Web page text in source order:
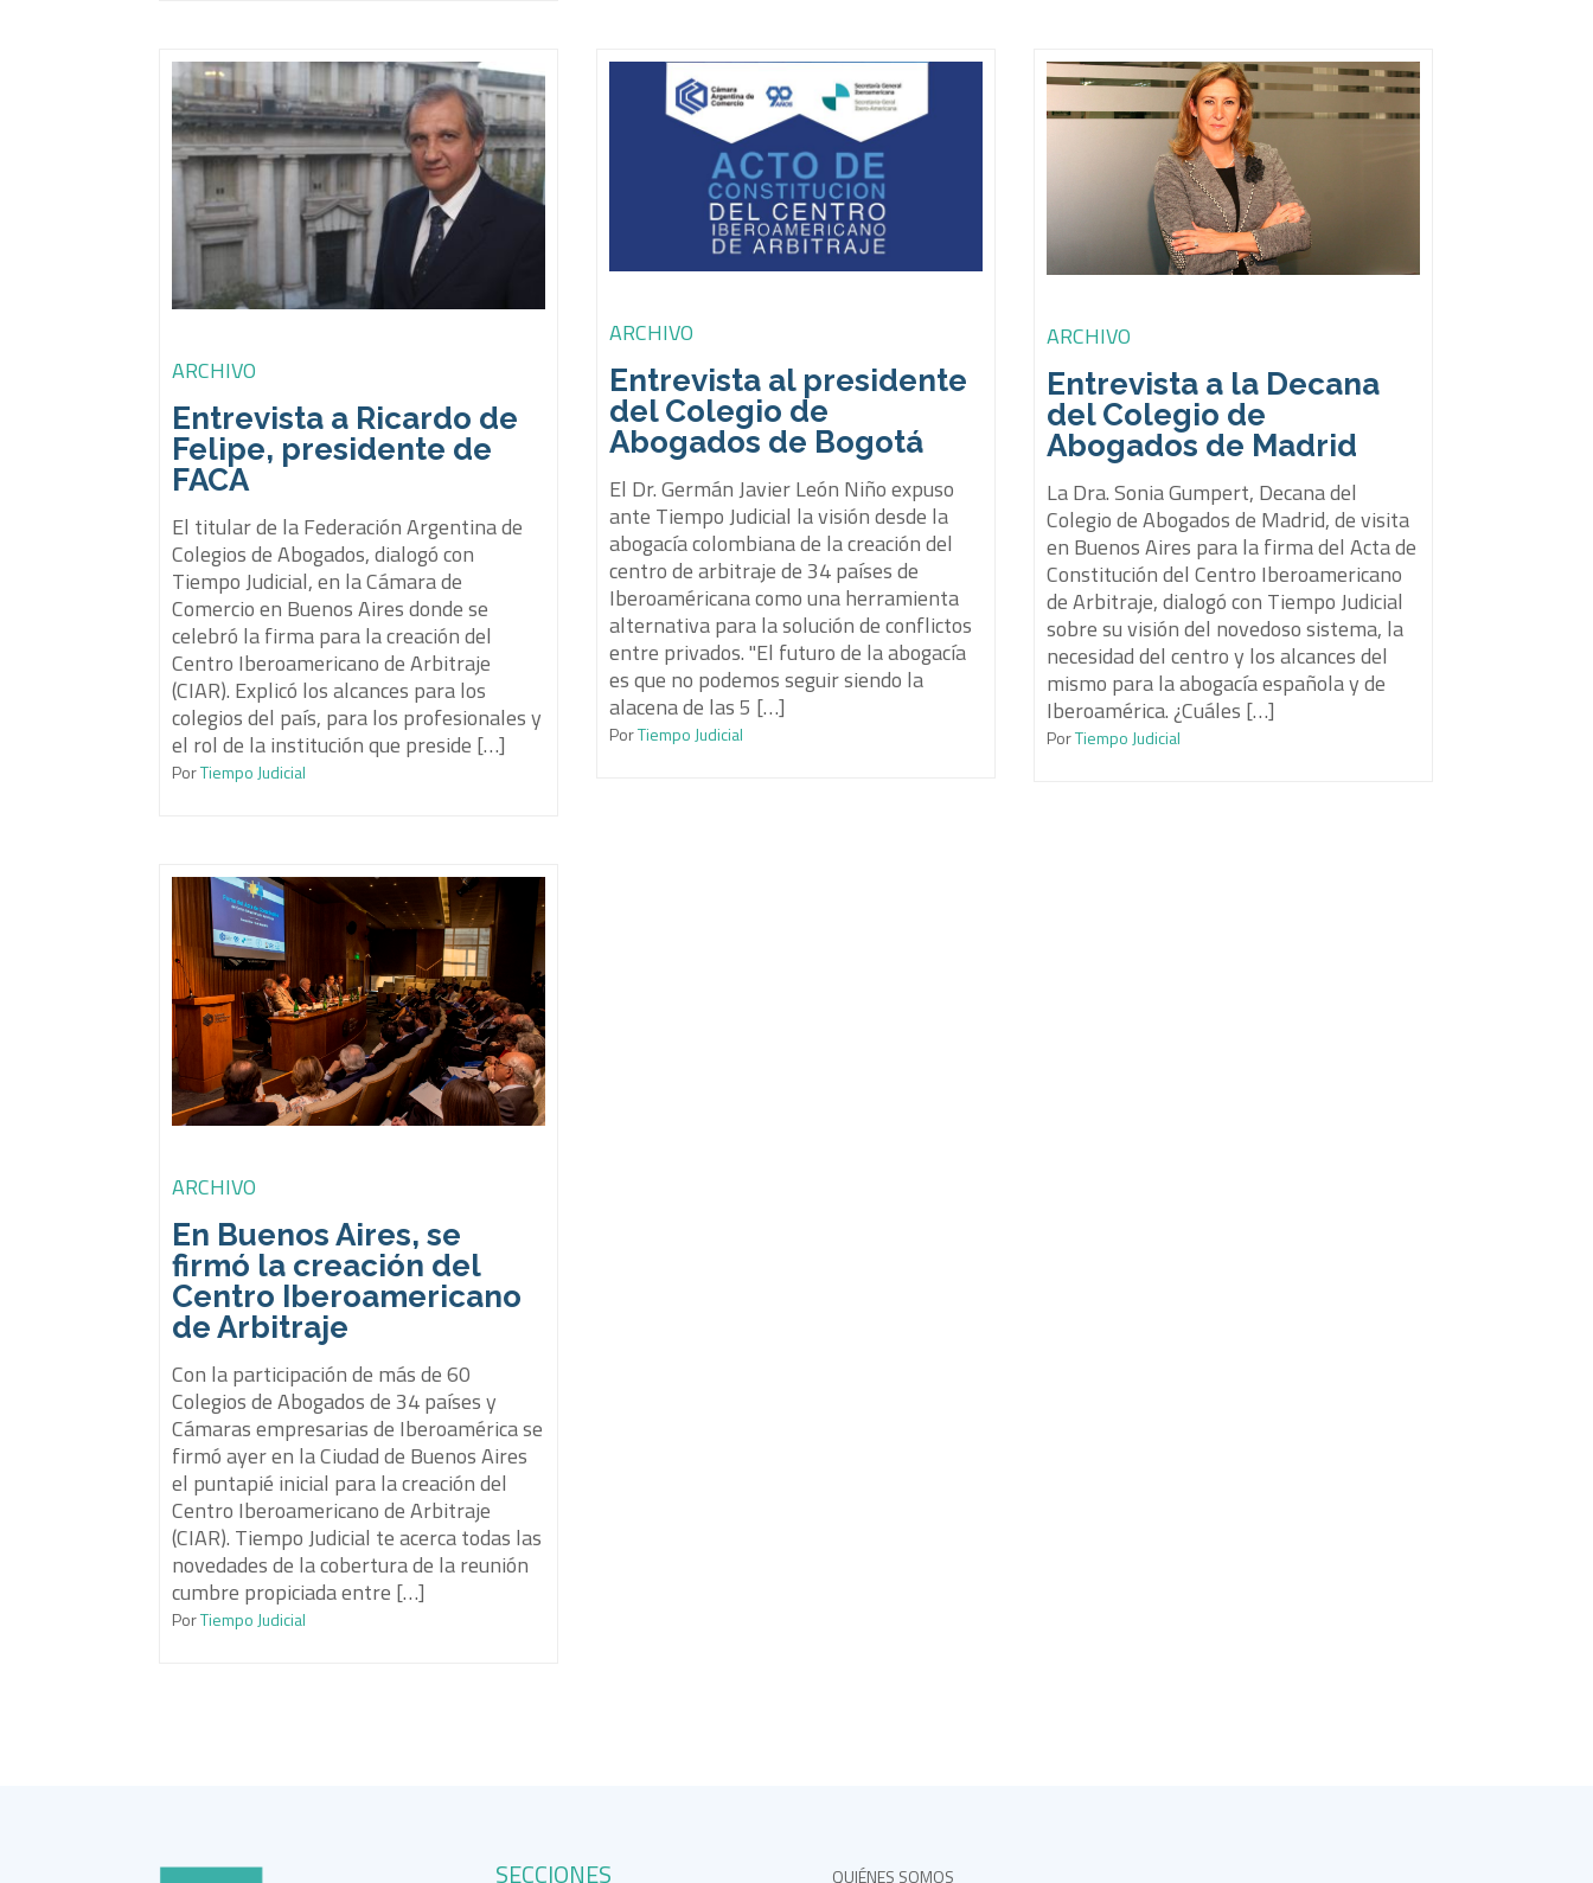
ARCHIVO
Entrevista a Ricardo de
Felipe, presidente de
FACA
El titular de la Federación Argentina de
Colegios de Abogados, dialogó con
Tiempo Judicial, en la Cámara de
Comercio en Buenos Aires donde se
celebró la firma para la creación del
Centro Iberoamericano de Arbitraje
(CIAR). Explicó los alcances para los
colegios del país, para los profesionales y
el rol de la institución que preside […]
PorTiempo Judicial
ARCHIVO
Entrevista al presidente
del Colegio de
Abogados de Bogotá
El Dr. Germán Javier León Niño expuso
ante Tiempo Judicial la visión desde la
abogacía colombiana de la creación del
centro de arbitraje de 34 países de
Iberoaméricana como una herramienta
alternativa para la solución de conflictos
entre privados. "El futuro de la abogacía
es que no podemos seguir siendo la
alacena de las 5 […]
PorTiempo Judicial
ARCHIVO
Entrevista a la Decana
del Colegio de
Abogados de Madrid
La Dra. Sonia Gumpert, Decana del
Colegio de Abogados de Madrid, de visita
en Buenos Aires para la firma del Acta de
Constitución del Centro Iberoamericano
de Arbitraje, dialogó con Tiempo Judicial
sobre su visión del novedoso sistema, la
necesidad del centro y los alcances del
mismo para la abogacía española y de
Iberoamérica. ¿Cuáles […]
PorTiempo Judicial
ARCHIVO
En Buenos Aires, se
firmó la creación del
Centro Iberoamericano
de Arbitraje
Con la participación de más de 60
Colegios de Abogados de 34 países y
Cámaras empresarias de Iberoamérica se
firmó ayer en la Ciudad de Buenos Aires
el puntapié inicial para la creación del
Centro Iberoamericano de Arbitraje
(CIAR). Tiempo Judicial te acerca todas las
novedades de la cobertura de la reunión
cumbre propiciada entre […]
PorTiempo Judicial
SECCIONES QUIÉNES SOMOS